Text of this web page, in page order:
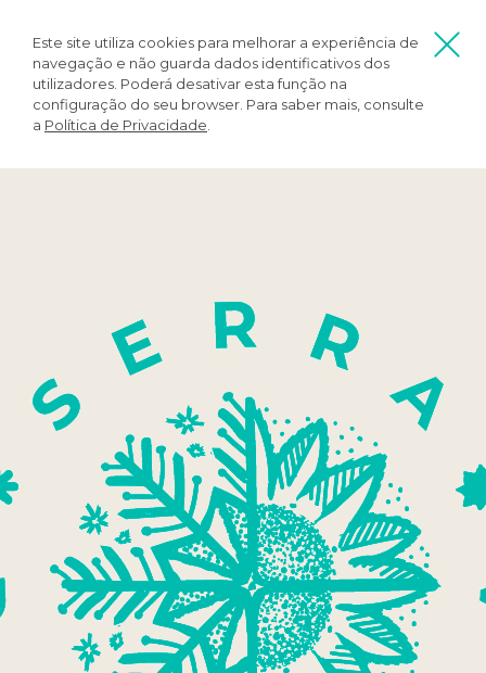
Este site utiliza cookies para melhorar a experiência de
navegação e não guarda dados identificativos dos
utilizadores. Poderá desativar esta função na
configuração do seu browser. Para saber mais, consulte
a Política de Privacidade